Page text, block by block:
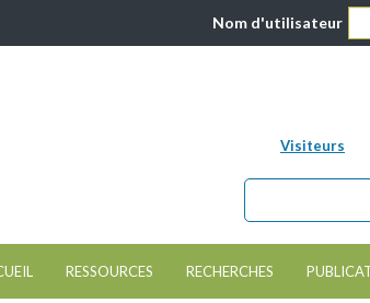
Nom d'utilisateur
Visiteurs
Formulaire
Chercher dans ce
RESSOURCES RECHERCHES